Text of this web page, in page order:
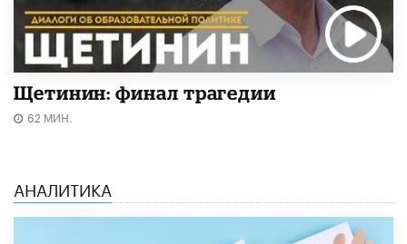
Щетинин: финал трагедии
62 МИН.
АНАЛИТИКА